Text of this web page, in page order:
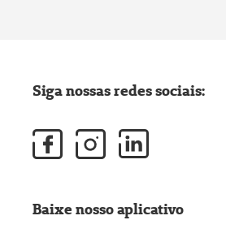
Siga nossas redes sociais:
Baixe nosso aplicativo